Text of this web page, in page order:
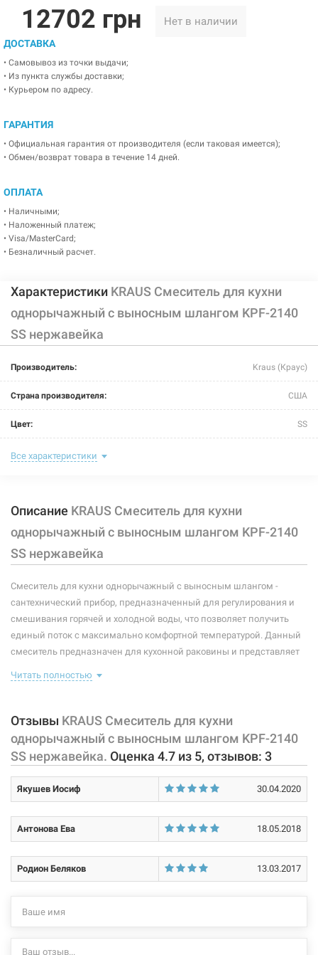
12702 грн Нет в наличии
ДОСТАВКА
• Самовывоз из точки выдачи;
• Из пункта службы доставки;
• Курьером по адресу.
ГАРАНТИЯ
• Официальная гарантия от производителя (если таковая имеется);
• Обмен/возврат товара в течение 14 дней.
ОПЛАТА
• Наличными;
• Наложенный платеж;
• Visa/MasterCard;
• Безналичный расчет.
Характеристики KRAUS Смеситель для кухни
однорычажный с выносным шлангом KPF-2140
SS нержавейка
Производитель: Kraus (Краус)
Страна производителя: США
Цвет: SS
Назначение смесителя:
Тип конструкции: с выносным шлангом
Тип смесителя (крана): однорычажный
Материал корпуса смесителя (крана): латунь
Тип излива: высокий поворотный
Способ монтажа: вертикальный на раковину
Тип затворной части:
Все характеристики
Описание KRAUS Смеситель для кухни
однорычажный с выносным шлангом KPF-2140
SS нержавейка
Смеситель для кухни однорычажный с выносным шлангом -
сантехнический прибор, предназначенный для регулирования и
смешивания горячей и холодной воды, что позволяет получить
единый поток с максимально комфортной температурой. Данный
смеситель предназначен для кухонной раковины и представляет
рычага, позволяющего "запоминать" температуру воды,
смесителя - 35 мм. Смеситель вращается на 360°. В корпус встроен
армированный гибкий шланг.
Характеристики и конфигурация изделия, а также комплектация
товара могут изменяться производителем без уведомления. За
внесенные производителем изменения, магазин ответственности
Читать полностью
Отзывы KRAUS Смеситель для кухни
однорычажный с выносным шлангом KPF-2140
SS нержавейка. Оценка 4.7 из 5, отзывов: 3
Якушев Иосиф 30.04.2020
Антонова Ева 18.05.2018
Родион Беляков 13.03.2017